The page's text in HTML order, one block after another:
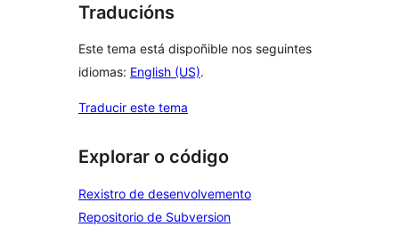
Traducións
Este tema está dispoñible nos seguintes
idiomas: English (US).
Traducir este tema
Explorar o código
Rexistro de desenvolvemento
Repositorio de Subversion